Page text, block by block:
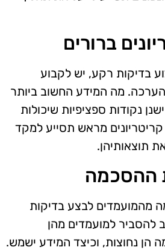
ברורים
בדיקות רקע, יש לקבוע
מה המידע החשוב ביותר
נקודות ספציפיות שיכולות
מראש תסייע למקד
תוצאותיהן.
ההסכמה
מהמועמדים לבצע בדיקות
להסביר למועמדים מהן
הן נחוצות, וכיצד המידע ישמש.